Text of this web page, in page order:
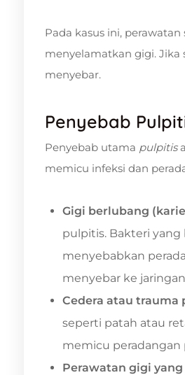
Pada kasus ini,
menyelamatkan gigi.
menyebar.
Penyebab
Penyebab utama pulpitis
memicu infeksi dan
Gigi berlubang
pulpitis. Bakteri
menyebabkan
menyebar ke
Cedera atau trauma
seperti patah atau
memicu peradangan
Perawatan gigi